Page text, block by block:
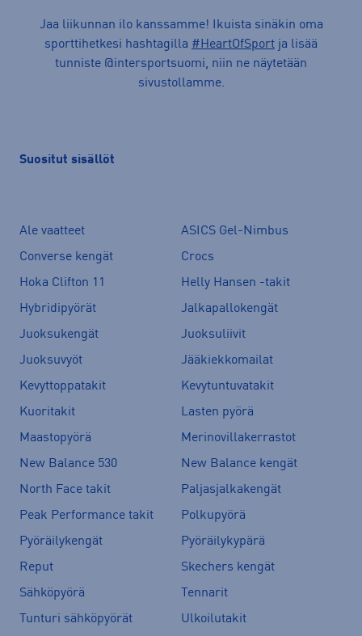
Jaa liikunnan ilo kanssamme! Ikuista sinäkin oma
sporttihetkesi hashtagilla #HeartOfSport ja lisää
tunniste @intersportsuomi, niin ne näytetään
sivustollamme.
Suositut sisällöt
Ale vaatteet
ASICS Gel-Nimbus
Converse kengät
Crocs
Hoka Clifton 11
Helly Hansen -takit
Hybridipyörät
Jalkapallokengät
Juoksukengät
Juoksuliivit
Juoksuvyöt
Jääkiekkomailat
Kevyttoppatakit
Kevytuntuvatakit
Kuoritakit
Lasten pyörä
Maastopyörä
Merinovillakerrastot
New Balance 530
New Balance kengät
North Face takit
Paljasjalkakengät
Peak Performance takit
Polkupyörä
Pyöräilykengät
Pyöräilykypärä
Reput
Skechers kengät
Sähköpyörä
Tennarit
Tunturi sähköpyörät
Ulkoilutakit